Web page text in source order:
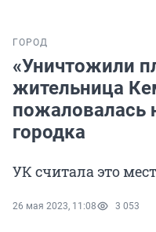
ГОРОД
«Уничтожили
жительница
пожаловалась
городка
УК считала это
26 мая 2023, 11:08 3 053